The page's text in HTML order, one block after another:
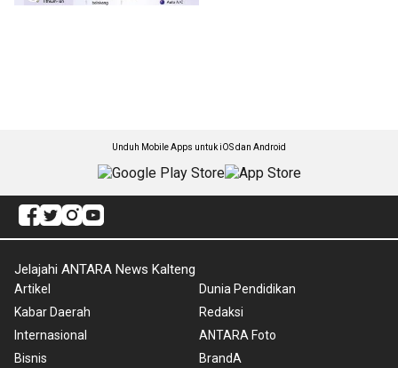
Unduh Mobile Apps untuk iOS dan Android
Jelajahi ANTARA News Kalteng
Artikel
Kabar Daerah
Internasional
Bisnis
Dunia Pendidikan
Redaksi
ANTARA Foto
BrandA